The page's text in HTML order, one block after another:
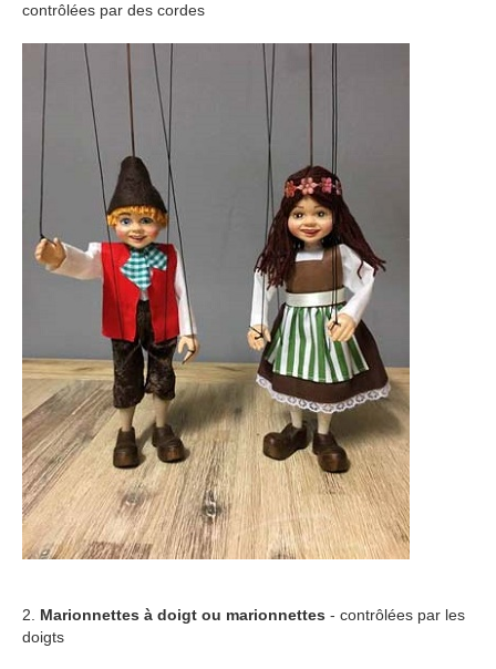
contrôlées par des cordes
2. Marionnettes à doigt ou marionnettes - contrôlées par les
doigts